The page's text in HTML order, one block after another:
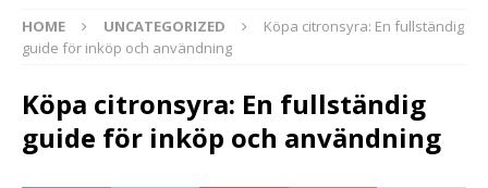
HOME UNCATEGORIZED
Köpa citronsyra: En fullständig
guide för inköp och användning
Köpa citronsyra: En fullständig
guide för inköp och användning